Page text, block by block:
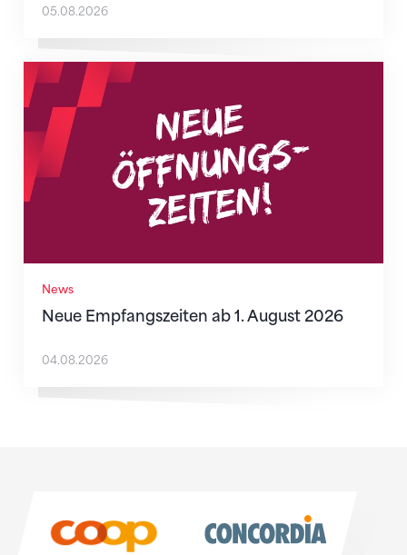
05.08.2026
News
Neue Empfangszeiten ab 1. August 2026
Neue Empfangszeiten ab 1. August 2026
04.08.2026